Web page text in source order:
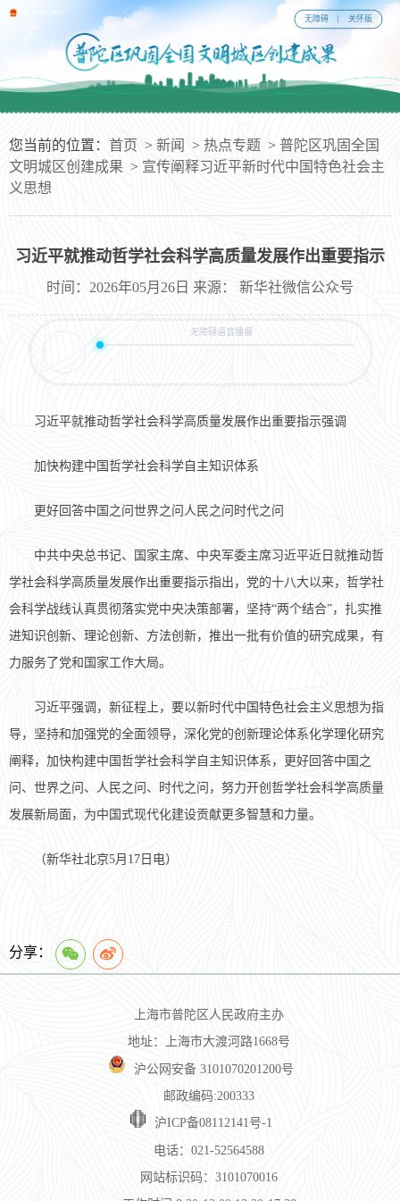
无障碍 关怀版
您当前的位置： 首页 > 新闻 > 热点专题 > 普陀区巩固全国
文明城区创建成果 > 宣传阐释习近平新时代中国特色社会主
义思想
习近平就推动哲学社会科学高质量发展作出重要指示
时间：2026年05月26日 来源： 新华社微信公众号
习近平就推动哲学社会科学高质量发展作出重要指示强调
加快构建中国哲学社会科学自主知识体系
更好回答中国之问世界之问人民之问时代之问
中共中央总书记、国家主席、中央军委主席习近平近日就推动哲
学社会科学高质量发展作出重要指示指出，党的十八大以来，哲学社
会科学战线认真贯彻落实党中央决策部署，坚持“两个结合”，扎实推
进知识创新、理论创新、方法创新，推出一批有价值的研究成果，有
力服务了党和国家工作大局。
习近平强调，新征程上，要以新时代中国特色社会主义思想为指
导，坚持和加强党的全面领导，深化党的创新理论体系化学理化研究
阐释，加快构建中国哲学社会科学自主知识体系，更好回答中国之
问、世界之问、人民之问、时代之问，努力开创哲学社会科学高质量
发展新局面，为中国式现代化建设贡献更多智慧和力量。
（新华社北京5月17日电）
分享：
上海市普陀区人民政府主办
地址：上海市大渡河路1668号
沪公网安备 3101070201200号
邮政编码:200333
沪ICP备08112141号-1
电话：021-52564588
网站标识码：3101070016